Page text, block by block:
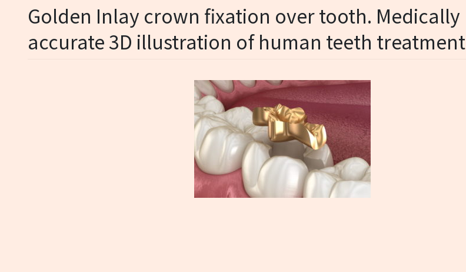
Golden Inlay crown fixation over tooth. Medically
accurate 3D illustration of human teeth treatment